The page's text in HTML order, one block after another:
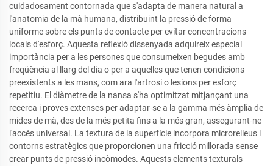
cuidadosament contornada que s'adapta de manera natural a
l'anatomia de la mà humana, distribuint la pressió de forma
uniforme sobre els punts de contacte per evitar concentracions
locals d'esforç. Aquesta reflexió dissenyada adquireix especial
importància per a les persones que consumeixen begudes amb
freqüència al llarg del dia o per a aquelles que tenen condicions
preexistents a les mans, com ara l'artrosi o lesions per esforç
repetitiu. El diàmetre de la nansa s'ha optimitzat mitjançant una
recerca i proves extenses per adaptar-se a la gamma més àmplia de
mides de mà, des de la més petita fins a la més gran, assegurant-ne
l'accés universal. La textura de la superfície incorpora microrelleus i
contorns estratègics que proporcionen una fricció millorada sense
crear punts de pressió incòmodes. Aquests elements texturals